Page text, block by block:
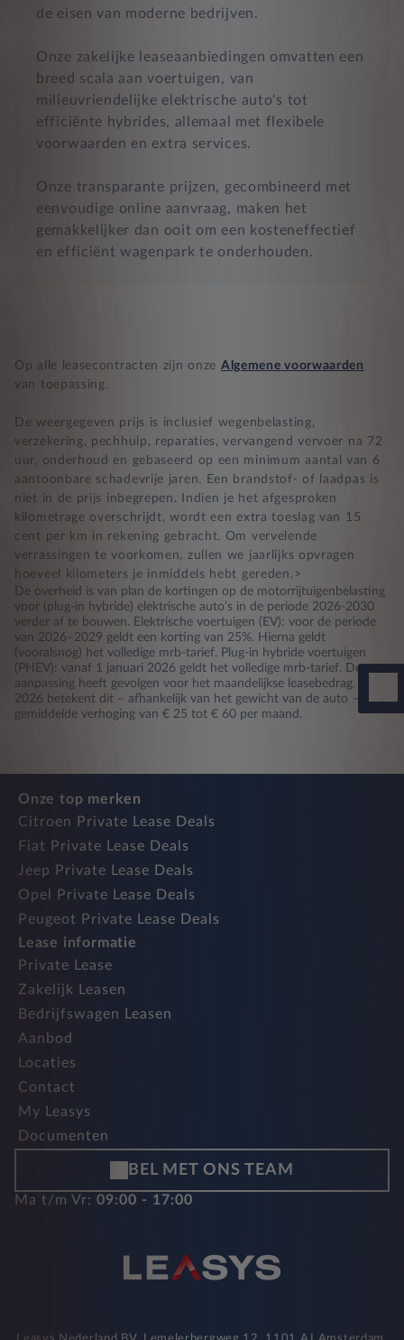
de eisen van moderne bedrijven.
Onze zakelijke leaseaanbiedingen omvatten een
breed scala aan voertuigen, van
milieuvriendelijke elektrische auto's tot
efficiënte hybrides, allemaal met flexibele
voorwaarden en extra services.
Onze transparante prijzen, gecombineerd met
eenvoudige online aanvraag, maken het
gemakkelijker dan ooit om een kosteneffectief
en efficiënt wagenpark te onderhouden.
Op alle leasecontracten zijn onze Algemene voorwaarden
van toepassing.
De weergegeven prijs is inclusief wegenbelasting,
verzekering, pechhulp, reparaties, vervangend vervoer na 72
uur, onderhoud en gebaseerd op een minimum aantal van 6
aantoonbare schadevrije jaren. Een brandstof- of laadpas is
niet in de prijs inbegrepen. Indien je het afgesproken
kilometrage overschrijdt, wordt een extra toeslag van 15
cent per km in rekening gebracht. Om vervelende
verrassingen te voorkomen, zullen we jaarlijks opvragen
hoeveel kilometers je inmiddels hebt gereden.>
De overheid is van plan de kortingen op de motorrijtuigenbelasting
voor (plug-in hybride) elektrische auto’s in de periode 2026-2030
verder af te bouwen. Elektrische voertuigen (EV): voor de periode
van 2026–2029 geldt een korting van 25%. Hierna geldt
(vooralsnog) het volledige mrb-tarief. Plug-in hybride voertuigen
(PHEV): vanaf 1 januari 2026 geldt het volledige mrb-tarief. Deze
aanpassing heeft gevolgen voor het maandelijkse leasebedrag. Voor
2026 betekent dit – afhankelijk van het gewicht van de auto – een
gemiddelde verhoging van € 25 tot € 60 per maand.
Onze top merken
Citroen Private Lease Deals
Fiat Private Lease Deals
Jeep Private Lease Deals
Opel Private Lease Deals
Peugeot Private Lease Deals
Lease informatie
Private Lease
Zakelijk Leasen
Bedrijfswagen Leasen
Aanbod
Locaties
Contact
My Leasys
Documenten
BEL MET ONS TEAM
Ma t/m Vr: 09:00 - 17:00